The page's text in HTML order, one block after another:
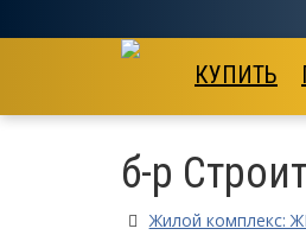
КУПИТЬ
б-р
Жилой комплекс: